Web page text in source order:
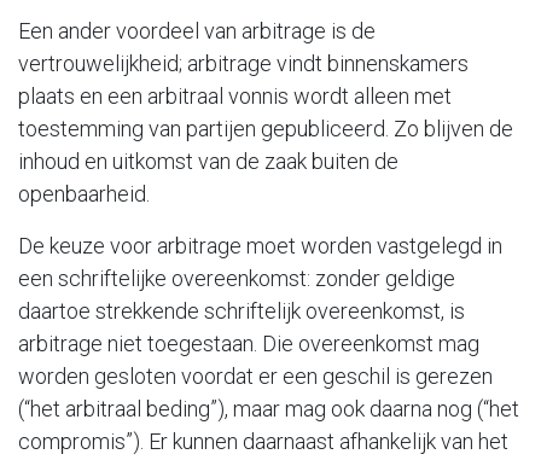
Een ander voordeel van arbitrage is de
vertrouwelijkheid; arbitrage vindt binnenskamers
plaats en een arbitraal vonnis wordt alleen met
toestemming van partijen gepubliceerd. Zo blijven de
inhoud en uitkomst van de zaak buiten de
openbaarheid.
De keuze voor arbitrage moet worden vastgelegd in
een schriftelijke overeenkomst: zonder geldige
daartoe strekkende schriftelijk overeenkomst, is
arbitrage niet toegestaan. Die overeenkomst mag
worden gesloten voordat er een geschil is gerezen
(“het arbitraal beding”), maar mag ook daarna nog (“het
compromis”). Er kunnen daarnaast afhankelijk van het